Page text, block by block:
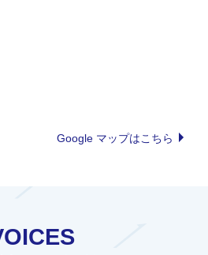
Google マップはこちら